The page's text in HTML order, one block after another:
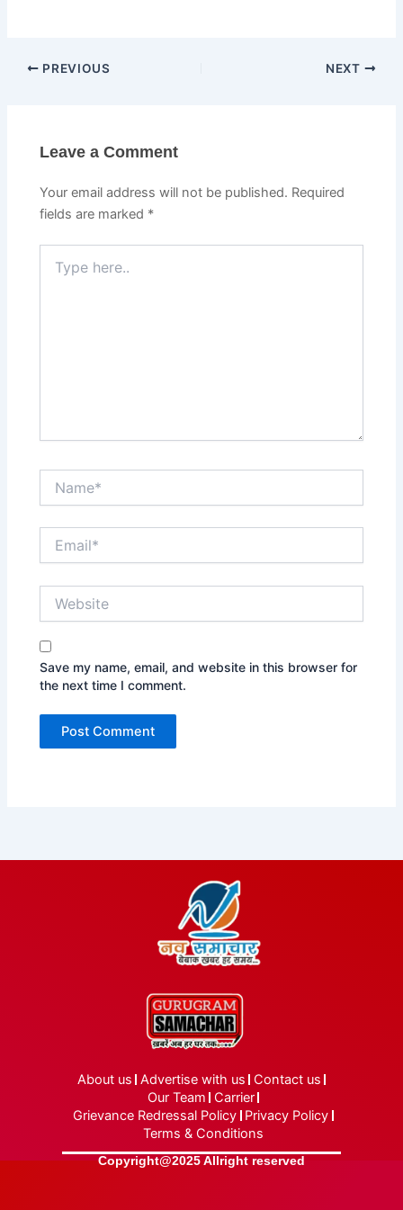
PREVIOUS NEXT
Leave a Comment
Your email address will not be published. Required
fields are marked *
here..
Save my name, email, and website in this browser for
the next time I comment.
About us Advertise with us Contact us
Our Team Carrier
Grievance Redressal Policy Privacy Policy
Terms & Conditions
Copyright@2025 Allright reserved